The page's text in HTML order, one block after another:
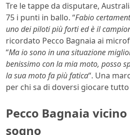
Tre le tappe da disputare,
75 i punti in ballo. “Fabio
uno dei piloti più forti ed è il
ricordato Pecco Bagnaia ai
“Ma io sono in una situazione
benissimo con la mia moto, posso
la sua moto fa più fatica“. Una
per chi sa di doversi giocare
Pecco Bagnaia
sogno